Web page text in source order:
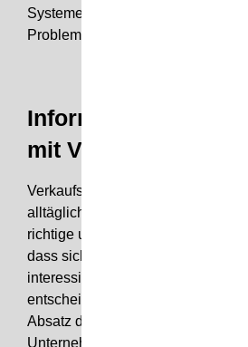
Systeme für Geschäftskunden
Problem eine Lösung.
Informieren und
mit Verkaufsdisplays
Verkaufsdisplays stellen eine
alltäglichen Verkauf von Waren
richtige und ansprechende
dass sich potentielle Kunden für
interessieren und sich letztendlich
entscheidet. Das
Absatz der Ware und trägt zum
Unternehmens bei.